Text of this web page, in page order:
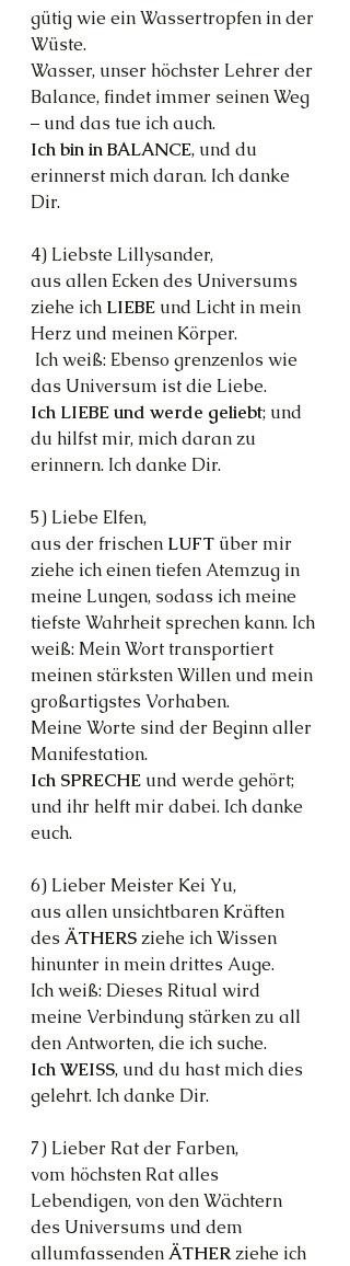
gütig wie ein Wassertropfen in der
Wüste.
Wasser, unser höchster Lehrer der
Balance, findet immer seinen Weg
– und das tue ich auch.
Ich bin in BALANCE, und du
erinnerst mich daran. Ich danke
Dir.
4) Liebste Lillysander,
aus allen Ecken des Universums
ziehe ich LIEBE und Licht in mein
Herz und meinen Körper.
das Universum ist die Liebe.
Ich LIEBE und werde geliebt; und
du hilfst mir, mich daran zu
erinnern. Ich danke Dir.
5) Liebe Elfen,
aus der frischen LUFT über mir
ziehe ich einen tiefen Atemzug in
meine Lungen, sodass ich meine
tiefste Wahrheit sprechen kann. Ich
weiß: Mein Wort transportiert
meinen stärksten Willen und mein
großartigstes Vorhaben.
Meine Worte sind der Beginn aller
Manifestation.
Ich SPRECHE und werde gehört;
und ihr helft mir dabei. Ich danke
euch.
6) Lieber Meister Kei Yu,
aus allen unsichtbaren Kräften
des ÄTHERS ziehe ich Wissen
hinunter in mein drittes Auge.
Ich weiß: Dieses Ritual wird
meine Verbindung stärken zu all
den Antworten, die ich suche.
Ich WEISS, und du hast mich dies
gelehrt. Ich danke Dir.
7) Lieber Rat der Farben,
vom höchsten Rat alles
Lebendigen, von den Wächtern
des Universums und dem
allumfassenden ÄTHER ziehe ich